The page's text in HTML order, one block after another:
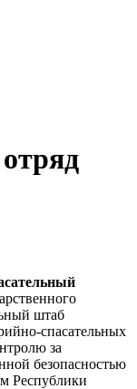
штаб
спасательных
за
безопасностью
Республики